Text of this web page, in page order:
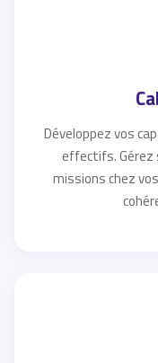
Développez vos
effectifs. Gérez
missions chez